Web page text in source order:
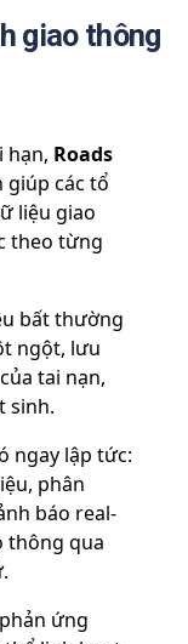
giao thông
hạn, Roads
giúp các tổ
liệu giao
theo từng
bất thường
ngột, lưu
tai nạn,
sinh.
ngay lập tức:
phân
báo real-
thông qua
ứng